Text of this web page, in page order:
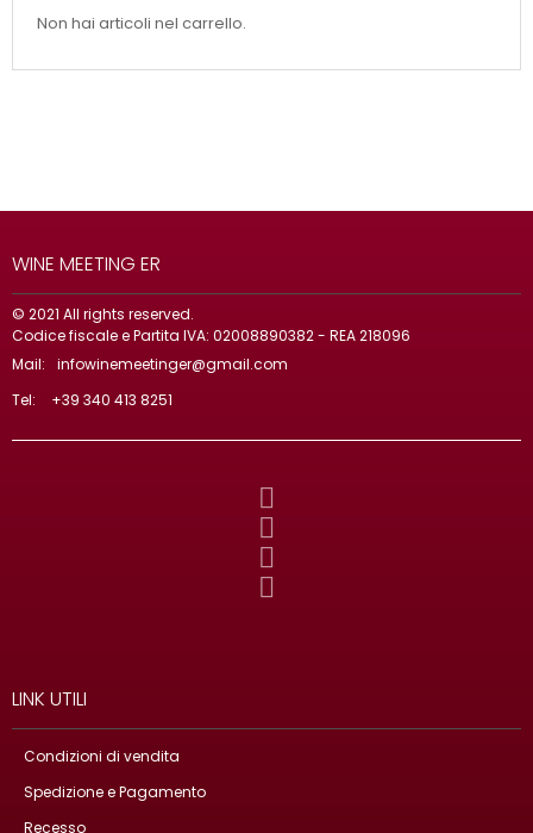
Non hai articoli nel carrello.
WINE MEETING ER
© 2021 All rights reserved.
Codice fiscale e Partita IVA: 02008890382 - REA 218096
Mail:
infowinemeetinger@gmail.com
Tel:
+39 340 413 8251
LINK UTILI
Condizioni di vendita
Spedizione e Pagamento
Recesso